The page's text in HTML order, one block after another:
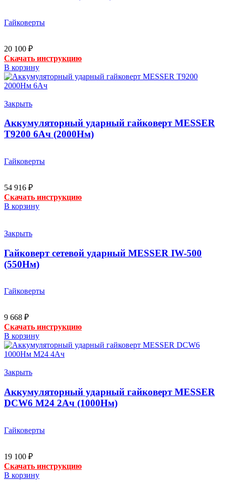
Гайковерты
20 100 ₽
Скачать инструкцию
В корзину
Закрыть
Аккумуляторный ударный гайковерт MESSER
T9200 6Ач (2000Нм)
Гайковерты
54 916 ₽
Скачать инструкцию
В корзину
Закрыть
Гайковерт сетевой ударный MESSER IW-500
(550Нм)
Гайковерты
9 668 ₽
Скачать инструкцию
В корзину
Закрыть
Аккумуляторный ударный гайковерт MESSER
DCW6 М24 2Ач (1000Нм)
Гайковерты
19 100 ₽
Скачать инструкцию
В корзину